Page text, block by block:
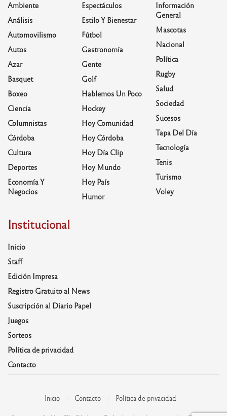
Ambiente
Análisis
Automovilismo
Autos
Azar
Basquet
Boxeo
Ciencia
Columnistas
Córdoba
Cultura
Deportes
Economía Y
Negocios
Espectáculos
Estilo Y Bienestar
Fútbol
Gastronomía
Gente
Golf
Hablemos Un Poco
Hockey
Hoy Comunidad
Hoy Córdoba
Hoy Día Clip
Hoy Mundo
Hoy País
Humor
Información
General
Mascotas
Nacional
Política
Rugby
Salud
Sociedad
Sucesos
Tapa Del Día
Tecnología
Tenis
Turismo
Voley
Institucional
Inicio
Staff
Edición Impresa
Registro Gratuito al News
Suscripción al Diario Papel
Juegos
Sorteos
Política de privacidad
Contacto
Inicio Contacto Política de privacidad